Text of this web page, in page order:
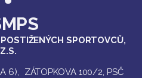
SPORTOVCŮ,
Z.S.
6), ZÁTOPKOVA 100/2, PSČ